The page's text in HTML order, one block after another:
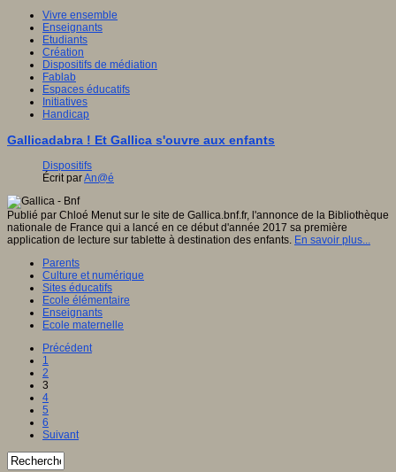
Vivre ensemble
Enseignants
Etudiants
Création
Dispositifs de médiation
Fablab
Espaces éducatifs
Initiatives
Handicap
Gallicadabra ! Et Gallica s'ouvre aux enfants
Dispositifs
Écrit parAn@é
Publié par Chloé Menut sur le site de Gallica.bnf.fr, l'annonce de la Bibliothèque
nationale de France qui a lancé en ce début d'année 2017 sa première
application de lecture sur tablette à destination des enfants. En savoir plus...
Parents
Culture et numérique
Sites éducatifs
Ecole élémentaire
Enseignants
Ecole maternelle
Précédent
1
2
3
4
5
6
Suivant